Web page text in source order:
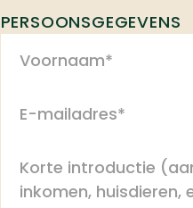
PERSOONSGEGEVENS